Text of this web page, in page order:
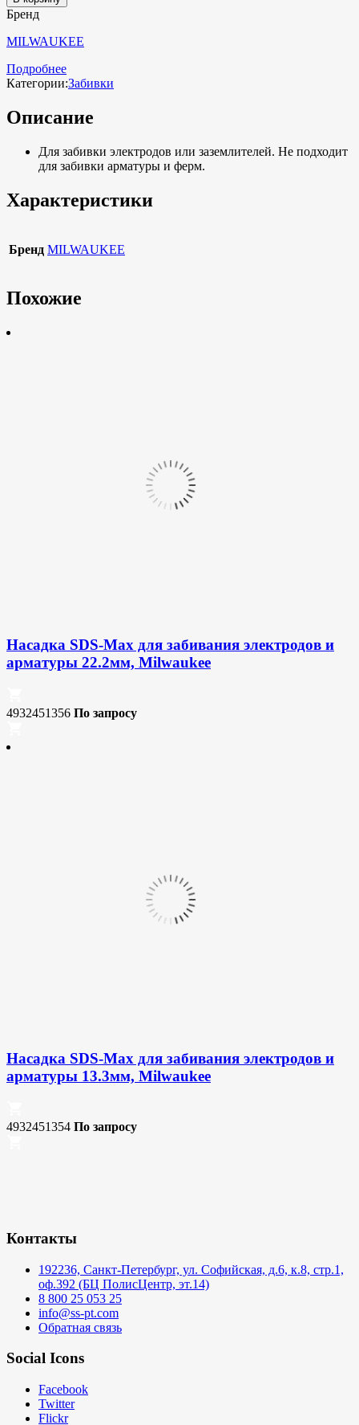
Бренд
MILWAUKEE
Подробнее
Категории:Забивки
Описание
Для забивки электродов или заземлителей. Не подходит
для забивки арматуры и ферм.
Характеристики
Бренд MILWAUKEE
Похожие
Насадка SDS-Max для забивания электродов и
арматуры 22.2мм, Milwaukee
4932451356 По запросу
Насадка SDS-Max для забивания электродов и
арматуры 13.3мм, Milwaukee
4932451354 По запросу
Контакты
192236, Санкт-Петербург, ул. Софийская, д.6, к.8, стр.1,
оф.392 (БЦ ПолисЦентр, эт.14)
8 800 25 053 25
info@ss-pt.com
Обратная связь
Social Icons
Facebook
Twitter
Flickr